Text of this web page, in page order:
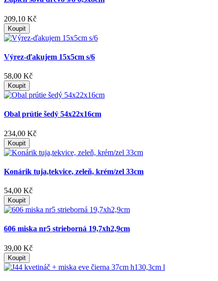
209,10 Kč
Koupit
Výrez-ďakujem 15x5cm s/6
58,00 Kč
Koupit
Obal prútie šedý 54x22x16cm
234,00 Kč
Koupit
Konárik tuja,tekvice, zeleň, krém/zel 33cm
54,00 Kč
Koupit
606 miska nr5 strieborná 19,7xh2,9cm
39,00 Kč
Koupit